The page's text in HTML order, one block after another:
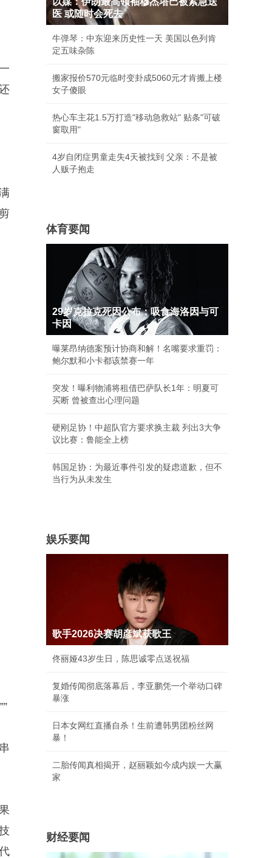
医 或随时会死去
牛弹琴：中东迎来历史性一天 美国以色列肯
定五味杂陈
搬家报价570元临时变卦成5060元才肯搬上楼
女子傻眼
热心车主花1.5万打造"移动急救站" 贴条"可破
窗取用"
4岁自闭症男童走失4天被找到 父亲：不是被
人贩子抱走
体育要闻
29岁克拉克死因公布：吸食海洛因与可
卡因
曝莱昂纳德案预计协商和解！名嘴要求重罚：
鲍尔默和小卡都该禁赛一年
突发！曝利物浦将租借巴萨队长1年：明夏可
买断 曾被查出心理问题
硬刚足协！中超队官方要求换主裁 列出3大争
议比赛：鲁能全上榜
韩国足协：为最近事件引发的疑虑道歉，但不
当行为从未发生
娱乐要闻
歌手2026决赛胡彦斌获歌王
佟丽娅43岁生日，陈思诚零点送祝福
复婚传闻彻底落幕后，李亚鹏凭一个举动口碑
暴涨
日本女网红直播自杀！生前遭韩男团粉丝网
暴！
二胎传闻真相揭开，赵丽颖如今成内娱一大赢
家
财经要闻